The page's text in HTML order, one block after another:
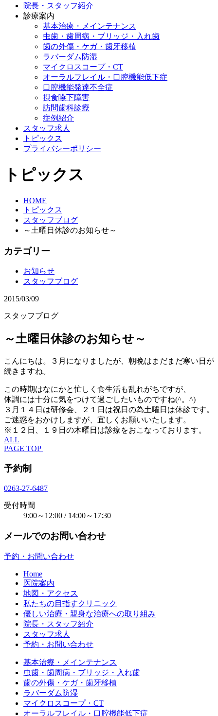
院長・スタッフ紹介
診療案内
基本治療・メインテナンス
虫歯・歯周病・ブリッジ・入れ歯
歯の外傷・ケガ・歯牙移植
ラバーダム防湿
マイクロスコープ・CT
オーラルフレイル・口腔機能低下症
口腔機能発達不全症
摂食嚥下障害
訪問歯科診療
症例紹介
スタッフ求人
トピックス
プライバシーポリシー
トピックス
HOME
トピックス
スタッフブログ
～土曜日休診のお知らせ～
カテゴリー
お知らせ
スタッフブログ
2015/03/09
スタッフブログ
～土曜日休診のお知らせ～
こんにちは。３月になりましたが、朝晩はまだまだ寒い日が
続きますね。
この時期はなにかと忙しく食生活も乱れがちですが、
体調には十分に気をつけて過ごしたいものですね(^。^)
３月１４日は研修会、２１日は祝日の為土曜日は休診です。
ご迷惑をおかけしますが、宜しくお願いいたします。
※１２日、１９日の木曜日は診療をおこなっております。
ALL
PAGE TOP
予約制
0263-27-6487
受付時間
9:00～12:00 / 14:00～17:30
メールでのお問い合わせ
予約・お問い合わせ
Home
医院案内
地図・アクセス
私たちの目指すクリニック
優しい治療・親身な治療への取り組み
院長・スタッフ紹介
スタッフ求人
予約・お問い合わせ
基本治療・メインテナンス
虫歯・歯周病・ブリッジ・入れ歯
歯の外傷・ケガ・歯牙移植
ラバーダム防湿
マイクロスコープ・CT
オーラルフレイル・口腔機能低下症